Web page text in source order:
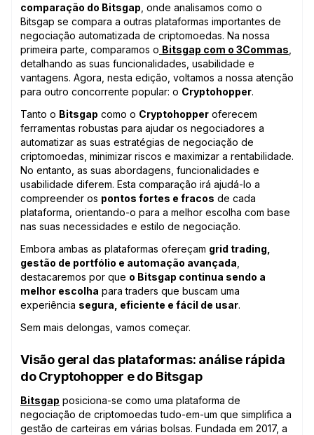
comparação do Bitsgap , onde analisamos como o
Bitsgap se compara a outras plataformas importantes de
negociação automatizada de criptomoedas. Na nossa
primeira parte, comparamos o Bitsgap com o 3Commas
detalhando as suas funcionalidades, usabilidade e
vantagens. Agora, nesta edição, voltamos a nossa atenção
para outro concorrente popular: o Cryptohopper.
Tanto o Bitsgap como o Cryptohopper oferecem
ferramentas robustas para ajudar os negociadores a
automatizar as suas estratégias de negociação de
criptomoedas, minimizar riscos e maximizar a rentabilidade.
No entanto, as suas abordagens, funcionalidades e
usabilidade diferem. Esta comparação irá ajudá-lo a
compreender os pontos fortes e fracos de cada
plataforma, orientando-o para a melhor escolha com base
nas suas necessidades e estilo de negociação.
Embora ambas as plataformas ofereçam grid trading,
gestão de portfólio e automação avançada
destacaremos por que o Bitsgap continua sendo a
melhor escolha para traders que buscam uma
experiência segura, eficiente e fácil de usar.
Sem mais delongas, vamos começar.
Visão geral das plataformas: análise rápida
do Cryptohopper e do Bitsgap
Bitsgap posiciona-se como uma plataforma de
negociação de criptomoedas tudo-em-um que simplifica a
gestão de carteiras em várias bolsas. Fundada em 2017, a